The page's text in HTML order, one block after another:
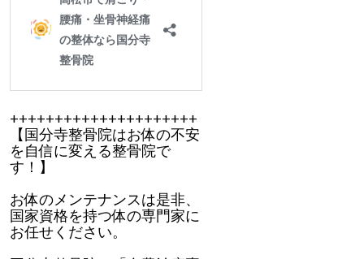
+++++++++++++++++++++
【国分寺整骨院はお体の不安
を自信に変える整骨院で
す！】
お体のメンテナンスは是非、
国家資格を持つ体の専門家に
お任せください。